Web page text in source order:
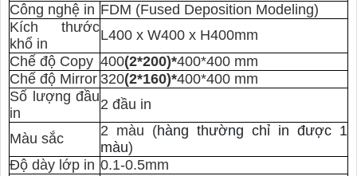
Công nghệ in FDM (Fused Deposition Modeling)
Kích thước
khổ in
L400 x W400 x H400mm
Chế độ Copy 400(2*200)*400*400 mm
Chế độ Mirror 320(2*160)*400*400 mm
Số lượng đầu
in
2 đầu in
Màu sắc 2 màu (hàng thường chỉ in được 1
màu)
Độ dày lớp in 0.1-0.5mm